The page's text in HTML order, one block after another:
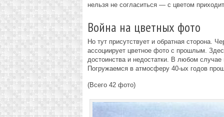
нельзя не согласиться — с цветом
Война на цветных фото
Но тут присутствует и обратная сторона.
ассоциирует цветное фото с прошлым.
достоинства и недостатки. В любом
Погружаемся в атмосферу 40-ых годов
(Всего 42 фото)